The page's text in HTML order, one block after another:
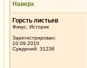
Наверх
Горсть листьев
Фикус, Историк
Зарегистрирован:
10.09.2010
Суждений: 31236